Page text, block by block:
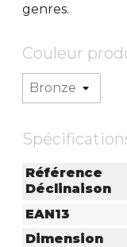
genres.
Couleur
Référence
Déclinaison
EAN13
Dimension